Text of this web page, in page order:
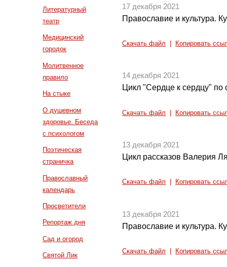
Литературный
театр
Медицинский
городок
Молитвенное
правило
На стыке
О душевном
здоровье. Беседа
с психологом
Поэтическая
страничка
Православный
календарь
Просветители
Репортаж дня
Сад и огород
Святой Лик
17 декабря 2021
Православие и культура.
Скачать файл Копировать
14 декабря 2021
Цикл "Сердце к сердцу" по
Скачать файл Копировать
13 декабря 2021
Цикл рассказов Валерия
Скачать файл Копировать
13 декабря 2021
Православие и культура.
Скачать файл Копировать